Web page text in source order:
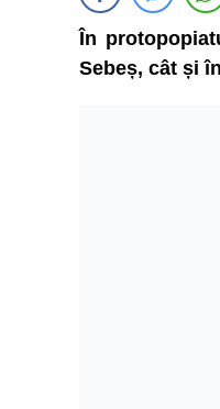
În
Sebeș, cât și